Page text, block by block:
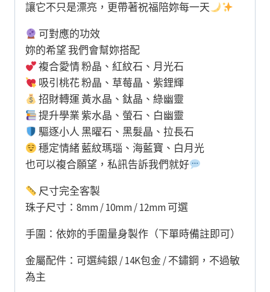
讓它不只是漂亮，更帶著祝福陪妳每一天
可對應的功效
妳的希望 我們會幫妳搭配
複合愛情 粉晶、紅紋石、月光石
吸引桃花 粉晶、草莓晶、紫鋰輝
招財轉運 黃水晶、鈦晶、綠幽靈
提升學業 紫水晶、螢石、白幽靈
驅逐小人 黑曜石、黑髮晶、拉長石
穩定情緒 藍紋瑪瑙、海藍寶、白月光
也可以複合願望，私訊告訴我們就好
尺寸完全客製
珠子尺寸：8mm / 10mm / 12mm 可選
手圍：依妳的手圍量身製作（下單時備註即可）
金屬配件：可選純銀 / 14K包金 / 不鏽鋼，不過敏
為主